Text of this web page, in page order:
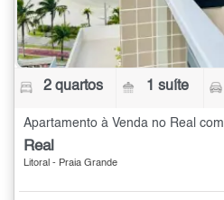
2 quartos 1 suíte
Apartamento à Venda no Real
Real
Litoral - Praia Grande